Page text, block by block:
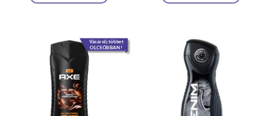
Vásárolj többet
OLCSÓBBAN!